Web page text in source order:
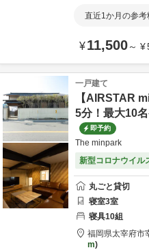
直近1か月の参考
¥11,500～ ¥
一戸建て
【AIRSTAR
5分！最大10
即予約
The minpark
新型コロナウイル
丸ごと貸切
寝室3室
寝具10組
福岡県太宰府市
m